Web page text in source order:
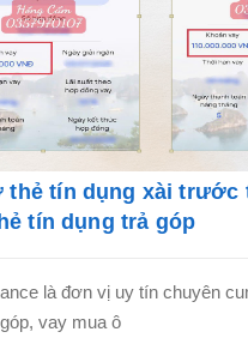
thẻ tín dụng xài trước
tín dụng trả góp
là đơn vị uy tín chuyên
vay mua ô